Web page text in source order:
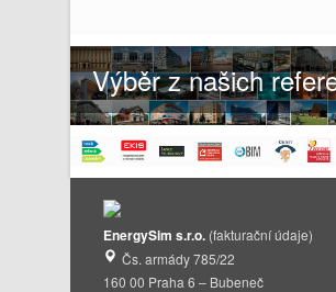
Výběr z našich
EnergySim s.r.o. (fakturační údaje)
Čs. armády 785/22
160 00 Praha 6 – Bubeneč